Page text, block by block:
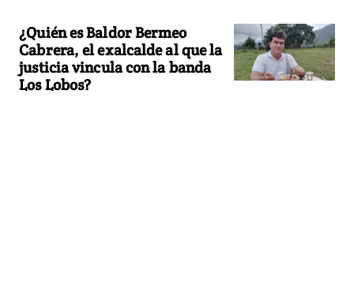
¿Quién es Baldor Bermeo
Cabrera, el exalcalde al que la
justicia vincula con la banda
Los Lobos?